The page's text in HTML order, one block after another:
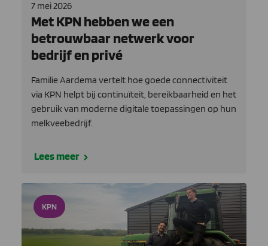
7 mei 2026
Met KPN hebben we een
betrouwbaar netwerk voor
bedrijf en privé
Familie Aardema vertelt hoe goede connectiviteit
via KPN helpt bij continuïteit, bereikbaarheid en het
gebruik van moderne digitale toepassingen op hun
melkveebedrijf.
Lees meer
KPN